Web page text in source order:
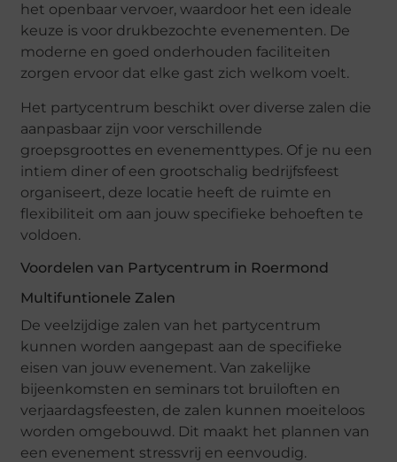
het openbaar vervoer, waardoor het een ideale
keuze is voor drukbezochte evenementen. De
moderne en goed onderhouden faciliteiten
zorgen ervoor dat elke gast zich welkom voelt.
Het partycentrum beschikt over diverse zalen die
aanpasbaar zijn voor verschillende
groepsgroottes en evenementtypes. Of je nu een
intiem diner of een grootschalig bedrijfsfeest
organiseert, deze locatie heeft de ruimte en
flexibiliteit om aan jouw specifieke behoeften te
voldoen.
Voordelen van Partycentrum in Roermond
Multifuntionele Zalen
De veelzijdige zalen van het partycentrum
kunnen worden aangepast aan de specifieke
eisen van jouw evenement. Van zakelijke
bijeenkomsten en seminars tot bruiloften en
verjaardagsfeesten, de zalen kunnen moeiteloos
worden omgebouwd. Dit maakt het plannen van
een evenement stressvrij en eenvoudig.